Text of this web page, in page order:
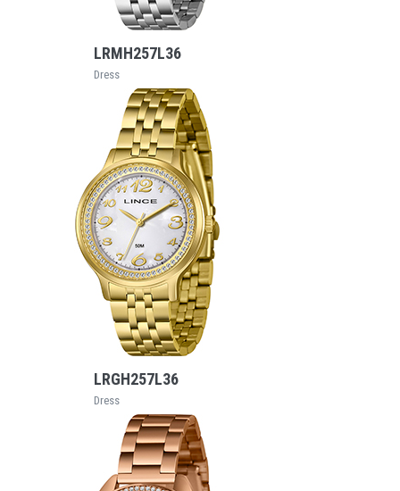
VEJA MAIS
LRMH257L36
Dress
VEJA MAIS
LRGH257L36
Dress